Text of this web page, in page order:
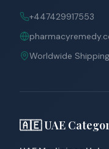
+447429917553
Worldwide Shipping
🇦🇪 UAE